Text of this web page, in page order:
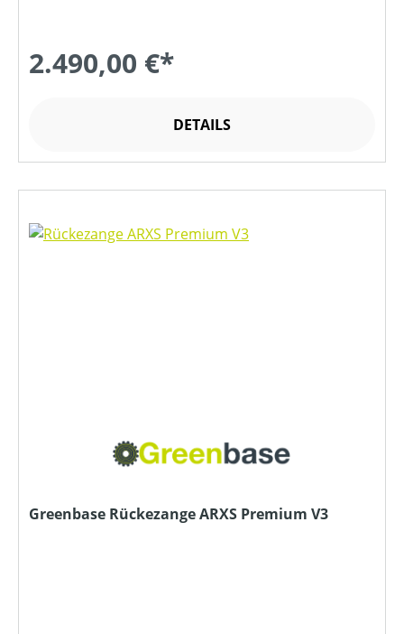
2.490,00 €*
DETAILS
Greenbase Rückezange ARXS Premium V3